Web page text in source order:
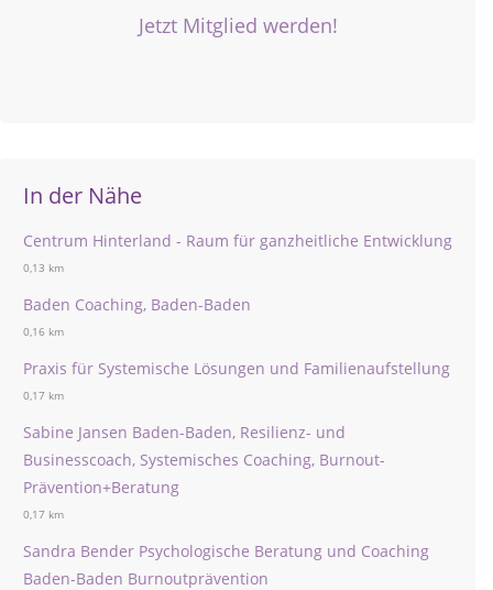
Jetzt Mitglied werden!
In der Nähe
Centrum Hinterland - Raum für ganzheitliche Entwicklung
0,13 km
Baden Coaching, Baden-Baden
0,16 km
Praxis für Systemische Lösungen und Familienaufstellung
0,17 km
Sabine Jansen Baden-Baden, Resilienz- und
Businesscoach, Systemisches Coaching, Burnout-
Prävention+Beratung
0,17 km
Sandra Bender Psychologische Beratung und Coaching
Baden-Baden Burnoutprävention